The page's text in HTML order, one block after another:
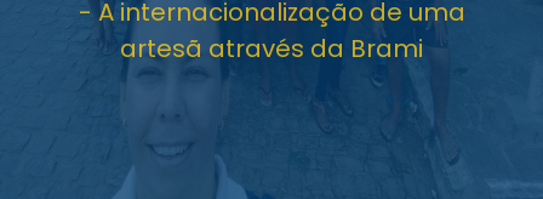
- A internacionalização de uma
artesã através da Brami